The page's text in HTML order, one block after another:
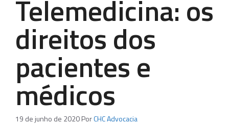
Telemedicina: os
direitos dos
pacientes e
médicos
19 de junho de 2020PorCHC Advocacia